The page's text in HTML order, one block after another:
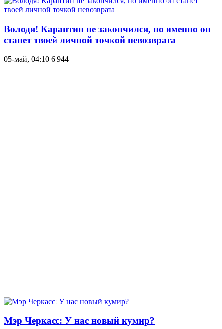
Володя! Карантин не закончился, но именно он
станет твоей личной точкой невозврата
05-май, 04:10 6 944
Мэр Черкасс: У нас новый кумир?